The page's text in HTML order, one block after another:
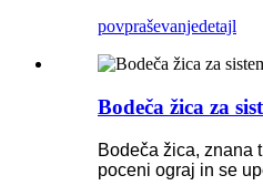
povpraševanjedetajl
Bodeča žica za
Bodeča žica, znana
poceni ograj in se